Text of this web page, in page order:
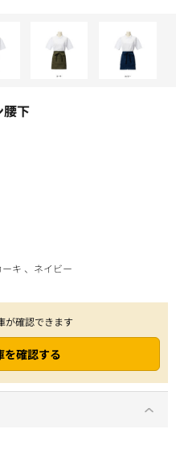
腰下
キ 、ネイビー
が確認できます
を確認する